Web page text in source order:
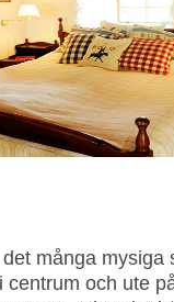
många mysiga
centrum och ute